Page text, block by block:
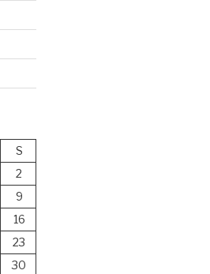
S
2
9
16
23
30